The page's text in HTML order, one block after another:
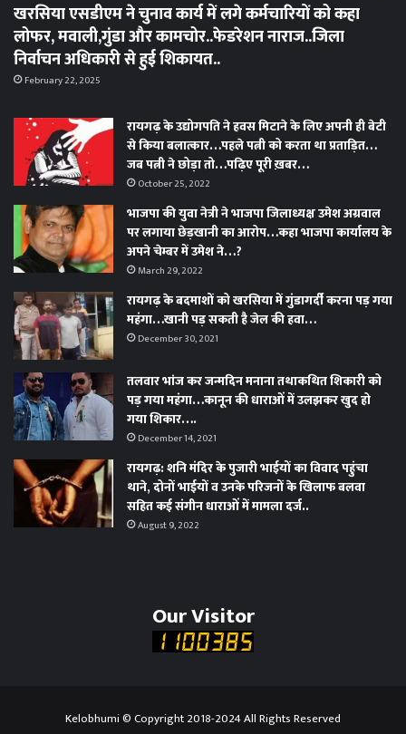
खरसिया एसडीएम ने चुनाव कार्य में लगे कर्मचारियों को कहा
लोफर, मवाली,गुंडा और कामचोर..फेडरेशन नाराज..जिला
निर्वाचन अधिकारी से हुई शिकायत..
February 22, 2025
रायगढ़ के उद्योगपति ने हवस मिटाने के लिए अपनी ही बेटी
से किया बलात्कार…पहले पत्नी को करता था प्रताड़ित…
जब पत्नी ने छोड़ा तो…पढ़िए पूरी ख़बर…
October 25, 2022
भाजपा की युवा नेत्री ने भाजपा जिलाध्यक्ष उमेश अग्रवाल
पर लगाया छेड़खानी का आरोप…कहा भाजपा कार्यालय के
अपने चेम्बर में उमेश ने…?
March 29, 2022
रायगढ़ के बदमाशों को खरसिया में गुंडागर्दी करना पड़ गया
महंगा…खानी पड़ सकती है जेल की हवा…
December 30, 2021
तलवार भांज कर जन्मदिन मनाना तथाकथित शिकारी को
पड़ गया महंगा…कानून की धाराओं में उलझकर खुद हो
गया शिकार….
December 14, 2021
रायगढ़: शनि मंदिर के पुजारी भाईयों का विवाद पहुंचा
थाने, दोनों भाईयों व उनके परिजनों के खिलाफ बलवा
सहित कई संगीन धाराओं में मामला दर्ज..
August 9, 2022
Our Visitor
Kelobhumi © Copyright 2018-2024 All Rights Reserved